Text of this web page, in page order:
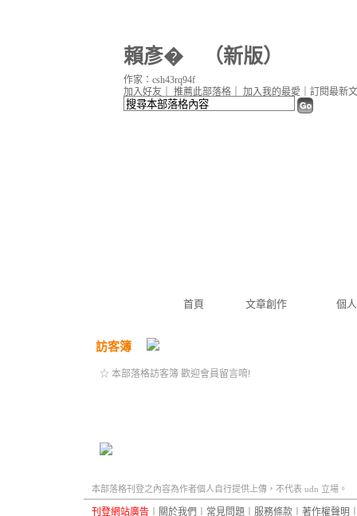
賴彥� （新版）
首頁 文章創作 個
加入好友 推薦此部落格 加入我的最愛 訂閱最新
作家：csh43rq94f
訪客簿
☆ 本部落格訪客簿 歡迎會員留言唷!
本部落格刊登之內容為作者個人自行提供上傳，不代表 udn 立場。
刊登網站廣告 關於我們 常見問題 服務條款 著作權聲明